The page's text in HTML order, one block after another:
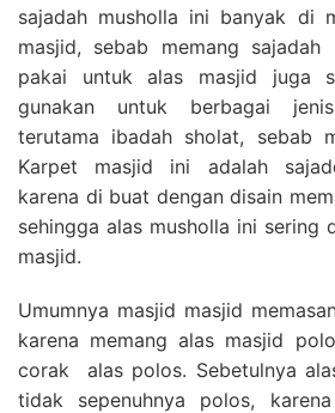
sajadah musholla ini banyak di
masjid, sebab memang
pakai untuk alas masjid juga
gunakan untuk berbagai
terutama ibadah sholat, sebab
Karpet masjid ini adalah
karena di buat dengan disain
sehingga alas musholla ini sering
masjid.
Umumnya masjid masjid
karena memang alas masjid
corak alas polos. Sebetulnya
tidak sepenuhnya polos,